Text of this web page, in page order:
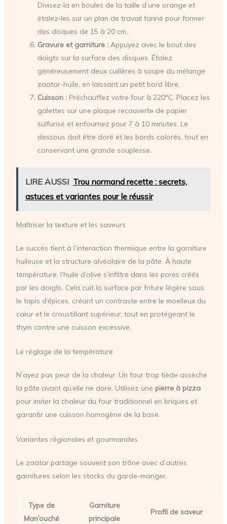
Divisez-la en boules de la taille d’une orange et
étalez-les sur un plan de travail fariné pour former
des disques de 15 à 20 cm.
Gravure et garniture :Appuyez avec le bout des
doigts sur la surface des disques. Étalez
généreusement deux cuillères à soupe du mélange
zaatar-huile, en laissant un petit bord libre.
Cuisson :Préchauffez votre four à 220°C. Placez les
galettes sur une plaque recouverte de papier
sulfurisé et enfournez pour 7 à 10 minutes. Le
dessous doit être doré et les bords colorés, tout en
conservant une grande souplesse.
LIRE AUSSI Trou normand recette : secrets,
astuces et variantes pour le réussir
Maîtriser la texture et les saveurs
Le succès tient à l’interaction thermique entre la garniture
huileuse et la structure alvéolaire de la pâte. À haute
température, l’huile d’olive s’infiltre dans les pores créés
par les doigts. Cela cuit la surface par friture légère sous
le tapis d’épices, créant un contraste entre le moelleux du
cœur et le croustillant supérieur, tout en protégeant le
thym contre une cuisson excessive.
Le réglage de la température
N’ayez pas peur de la chaleur. Un four trop tiède assèche
la pâte avant qu’elle ne dore. Utilisez une pierre à pizza
pour imiter la chaleur du four traditionnel en briques et
garantir une cuisson homogène de la base.
Variantes régionales et gourmandes
Le zaatar partage souvent son trône avec d’autres
garnitures selon les stocks du garde-manger.
Type de
Man’ouché
Garniture
principale
Profil de saveur